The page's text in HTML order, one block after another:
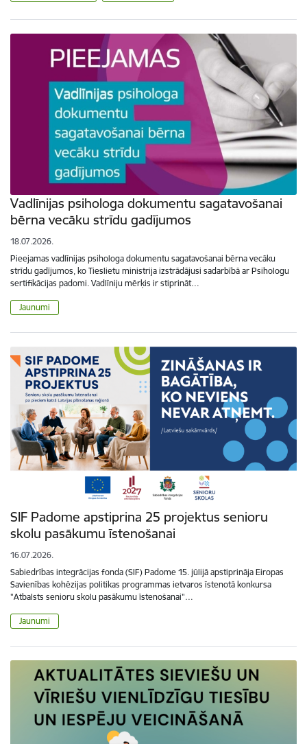
Vadlīnijas psihologa dokumentu sagatavošanai
bērna vecāku strīdu gadījumos
18.07.2026.
Pieejamas vadlīnijas psihologa dokumentu sagatavošanai bērna vecāku
strīdu gadījumos, ko Tieslietu ministrija izstrādājusi sadarbībā ar Psihologu
sertifikācijas padomi. Vadlīniju mērķis ir stiprināt…
Jaunumi
SIF Padome apstiprina 25 projektus senioru
skolu pasākumu īstenošanai
16.07.2026.
Sabiedrības integrācijas fonda (SIF) Padome 15. jūlijā apstiprināja Eiropas
Savienības kohēzijas politikas programmas ietvaros īstenotā konkursa
"Atbalsts senioru skolu pasākumu īstenošanai"…
Jaunumi